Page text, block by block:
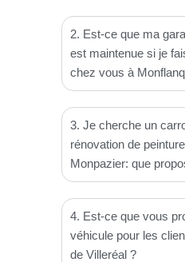
2. Est-ce que ma
est maintenue si je
chez vous à
3. Je cherche un
rénovation de
Monpazier: que
4. Est-ce que vous
véhicule pour les
de Villeréal ?